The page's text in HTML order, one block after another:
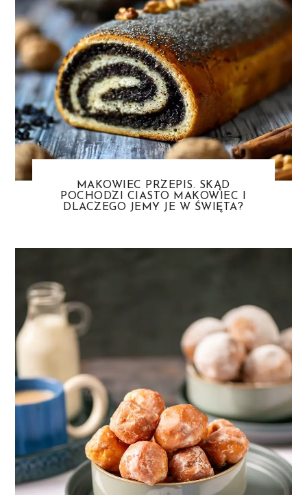
MAKOWIEC PRZEPIS. SKĄD
POCHODZI CIASTO MAKOWIEC I
DLACZEGO JEMY JE W ŚWIĘTA?